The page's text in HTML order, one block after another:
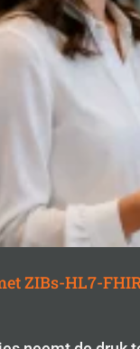
ZIBs-HL7-